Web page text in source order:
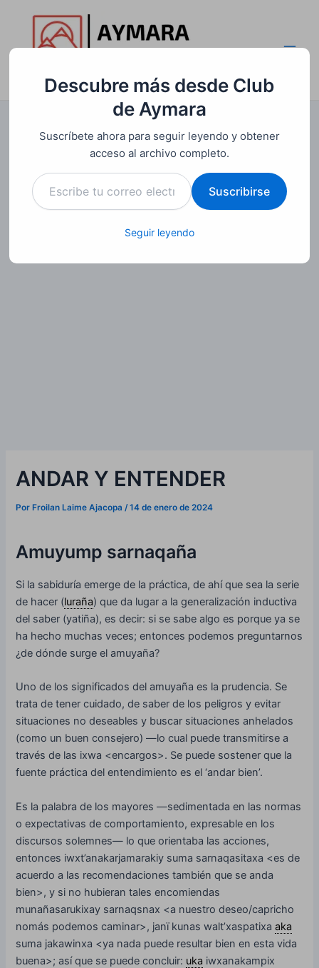
contenido
Club de Aymara
ANDAR Y ENTENDER
Por Froilan Laime Ajacopa/14 de enero de 2024
Amuyump sarnaqaña
Si la sabiduría emerge de la práctica, de ahí que sea la serie
de hacer (luraña) que da lugar a la generalización inductiva
del saber (yatiña), es decir: si se sabe algo es porque ya se
ha hecho muchas veces; entonces podemos preguntarnos
¿de dónde surge el amuyaña?
Uno de los significados del amuyaña es la prudencia. Se
trata de tener cuidado, de saber de los peligros y evitar
situaciones no deseables y buscar situaciones anhelados
(como un buen consejero) —lo cual puede transmitirse a
través de las ixwa <encargos>. Se puede sostener que la
fuente práctica del entendimiento es el ‘andar bien’.
Es la palabra de los mayores —sedimentada en las normas
o expectativas de comportamiento, expresable en los
discursos solemnes— lo que orientaba las acciones,
entonces iwxt’anakarjamarakiy suma sarnaqasitaxa <es de
acuerdo a las recomendaciones también que se anda
bien>, y si no hubieran tales encomiendas
munañasarukixay sarnaqsnax <a nuestro deseo/capricho
nomás podemos caminar>, janï kunas walt’xaspatixaaka
suma jakawinxa <ya nada puede resultar bien en esta vida
buena>; así que se puede concluir: uka iwxanakampix
Descubre más desde Club
de Aymara
Suscríbete ahora para seguir leyendo y obtener
acceso al archivo completo.
Escribe
tu
correo
Suscribirse
Seguir leyendo